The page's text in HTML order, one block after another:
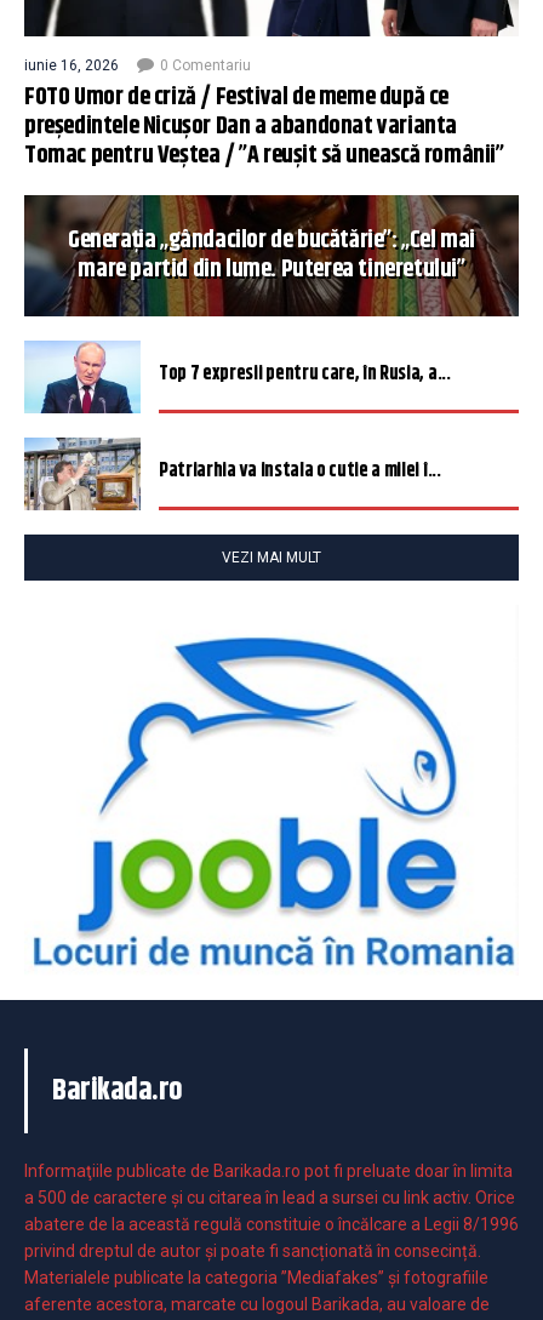
iunie 16, 2026 0 Comentariu
FOTO Umor de criză / Festival de meme după ce
președintele Nicușor Dan a abandonat varianta
Tomac pentru Veștea / ”A reușit să unească românii”
Generația „gândacilor de bucătărie”: „Cel mai
mare partid din lume. Puterea tineretului”
Top 7 expresii pentru care, în Rusia, a...
Patriarhia va instala o cutie a milei î...
VEZI MAI MULT
Barikada.ro
Informaţiile publicate de Barikada.ro pot fi preluate doar în limita
a 500 de caractere şi cu citarea în lead a sursei cu link activ. Orice
abatere de la această regulă constituie o încălcare a Legii 8/1996
privind dreptul de autor și poate fi sancționată în consecință.
Materialele publicate la categoria ”Mediafakes” și fotografiile
aferente acestora, marcate cu logoul Barikada, au valoare de